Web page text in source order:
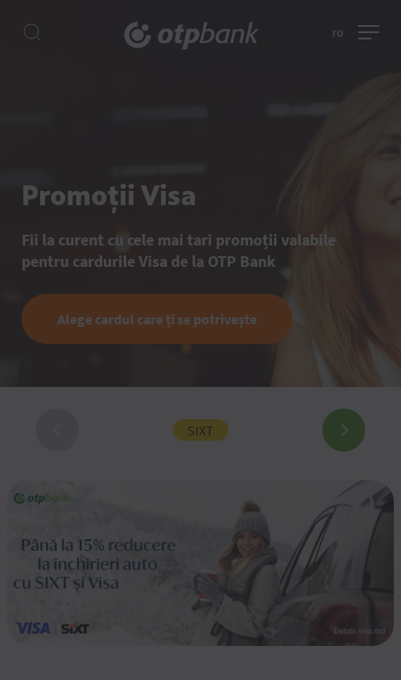
ro
Promoții Visa
Fii la curent cu cele mai tari promoții valabile
pentru cardurile Visa de la OTP Bank
Alege cardul care ți se potrivește
SIXT